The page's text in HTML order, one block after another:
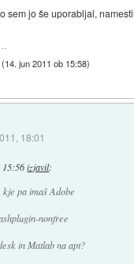
sem jo še uporabljal,
(14. jun 2011 ob 15:58)
18:01
15:56 izjavil:
pa imaš Adobe
nonfree
in Matlab na apt?